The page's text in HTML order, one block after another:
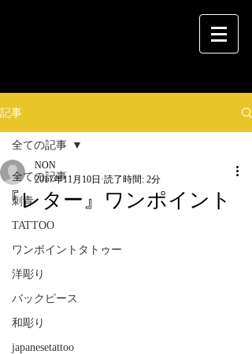
記事
全ての記事
刺青
TATTOO
ワンポイントタトゥー
洋彫り
バックピース
和彫り
japanesetattoo
全ての記事
『レター』ワンポイント
NON
2017年11月10日 読了時間: 2分